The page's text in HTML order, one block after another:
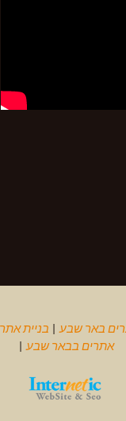
באר שבע| בניית
אתרים בבאר שבע|